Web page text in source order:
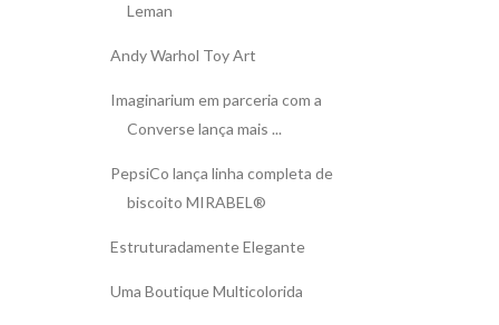
Leman
Andy Warhol Toy Art
Imaginarium em parceria com a
Converse lança mais ...
PepsiCo lança linha completa de
biscoito MIRABEL®
Estruturadamente Elegante
Uma Boutique Multicolorida